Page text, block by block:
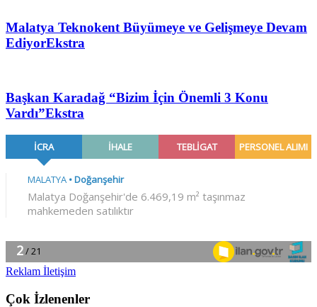
Malatya Teknokent Büyümeye ve Gelişmeye Devam
EdiyorEkstra
Başkan Karadağ “Bizim İçin Önemli 3 Konu
Vardı”Ekstra
Reklam İletişim
Çok İzlenenler